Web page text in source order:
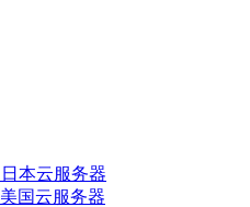
日本云服务器
美国云服务器